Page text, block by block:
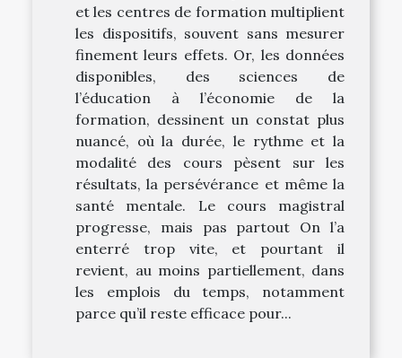
et les centres de formation multiplient
les dispositifs, souvent sans mesurer
finement leurs effets. Or, les données
disponibles, des sciences de
l’éducation à l’économie de la
formation, dessinent un constat plus
nuancé, où la durée, le rythme et la
modalité des cours pèsent sur les
résultats, la persévérance et même la
santé mentale. Le cours magistral
progresse, mais pas partout On l’a
enterré trop vite, et pourtant il
revient, au moins partiellement, dans
les emplois du temps, notamment
parce qu’il reste efficace pour...